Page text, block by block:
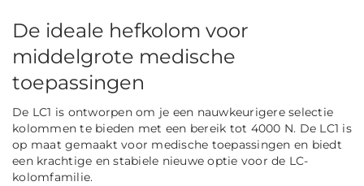
De ideale hefkolom voor
middelgrote medische
toepassingen
De LC1 is ontworpen om je een nauwkeurigere selectie
kolommen te bieden met een bereik tot 4000 N. De LC1 is
op maat gemaakt voor medische toepassingen en biedt
een krachtige en stabiele nieuwe optie voor de LC-
kolomfamilie.